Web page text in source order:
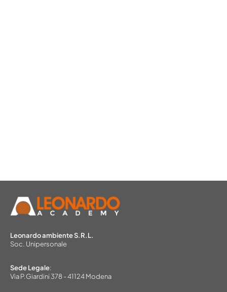
Leonardo ambiente S.R.L.
Soc. Unipersonale
Sede Legale:
Via P.Giardini 378 - 41124 Modena